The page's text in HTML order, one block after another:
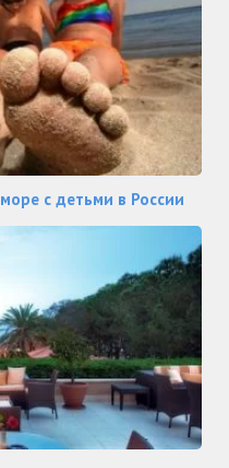
с детьми в России